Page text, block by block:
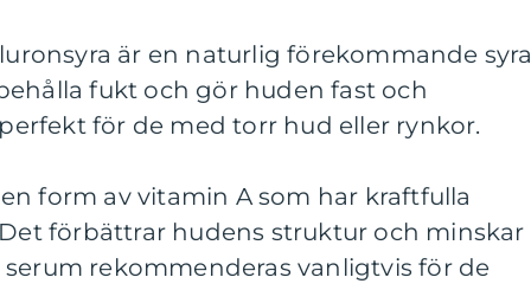
är en naturlig förekommande syra
fukt och gör huden fast och
för de med torr hud eller rynkor.
form av vitamin A som har kraftfulla
förbättrar hudens struktur och minskar
rekommenderas vanligtvis för de